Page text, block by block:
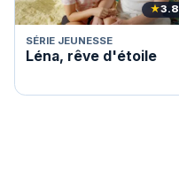
★3.8
SÉRIE JEUNESSE
Léna, rêve d'étoile